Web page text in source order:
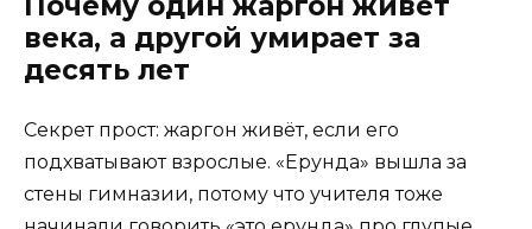
века, а другой умирает за
десять лет
Секрет прост: жаргон живёт, если его
подхватывают взрослые. «Ерунда» вышла за
стены гимназии, потому что учителя тоже